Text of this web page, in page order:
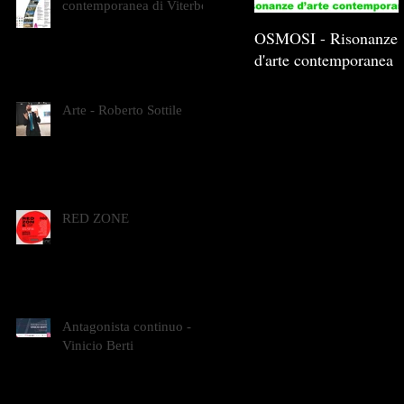
contemporanea di Viterbo
Arte - Roberto Sottile
RED ZONE
Antagonista continuo -
Vinicio Berti
OSMOSI - Risonanze
d'arte contemporanea